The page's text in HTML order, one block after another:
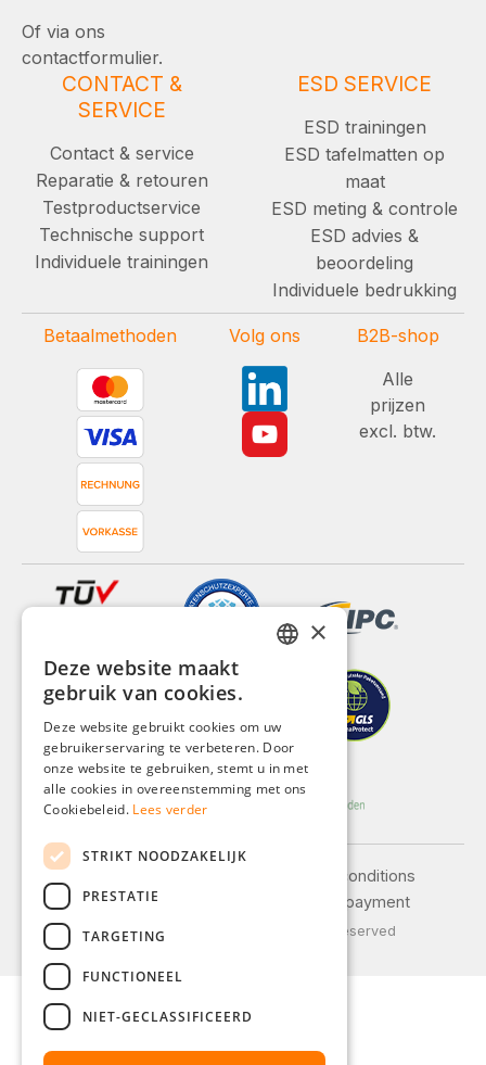
Of via ons
contactformulier.
CONTACT &
SERVICE
Contact & service
Reparatie & retouren
Testproductservice
Technische support
Individuele trainingen
ESD SERVICE
ESD trainingen
ESD tafelmatten op
maat
ESD meting & controle
ESD advies &
beoordeling
Individuele bedrukking
Betaalmethoden Volg ons
B2B-shop
Alle
prijzen
excl. btw.
General terms and conditions
Privacy policy
Shipping and payment
© 2026 Weidinger GmbH, All Rights Reserved
FRENCH
ITALIAN
×
Deze website maakt
gebruik van cookies.
Deze website gebruikt cookies om uw
gebruikerservaring te verbeteren. Door
onze website te gebruiken, stemt u in met
alle cookies in overeenstemming met ons
Cookiebeleid. Lees verder
STRIKT NOODZAKELIJK
PRESTATIE
TARGETING
FUNCTIONEEL
NIET-GECLASSIFICEERD